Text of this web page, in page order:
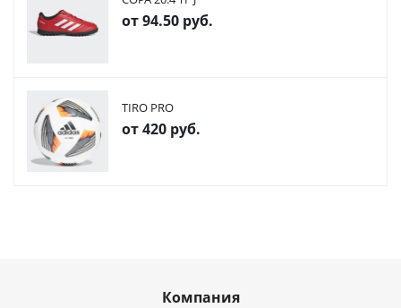
от94.50 руб.
TIRO PRO
от420 руб.
Компания